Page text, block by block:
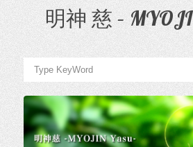
ス
明神 慈 –